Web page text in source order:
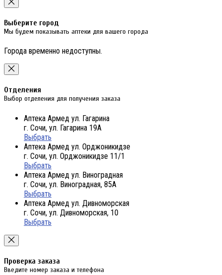
Выберите город
Мы будем показывать аптеки для вашего города
Города временно недоступны.
Отделения
Выбор отделения для получения заказа
Аптека Армед ул. Гагарина
г. Сочи, ул. Гагарина 19А
Выбрать
Аптека Армед ул. Орджоникидзе
г. Сочи, ул. Орджоникидзе 11/1
Выбрать
Аптека Армед ул. Виноградная
г. Сочи, ул. Виноградная, 85А
Выбрать
Аптека Армед ул. Дивноморская
г. Сочи, ул. Дивноморская, 10
Выбрать
Проверка заказа
Введите номер заказа и телефона